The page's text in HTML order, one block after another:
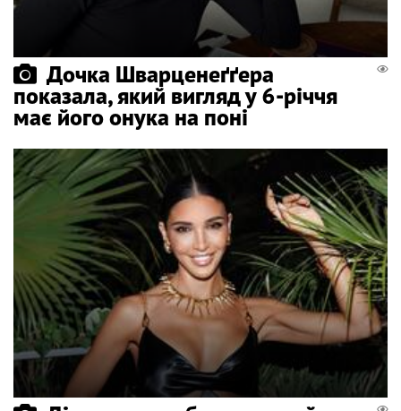
Дочка Шварценеґґера
показала, який вигляд у 6-річчя
має його онука на поні